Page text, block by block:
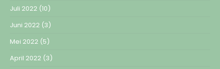
Juli 2022 (10)
Juni 2022 (3)
Mei 2022 (5)
April 2022 (3)